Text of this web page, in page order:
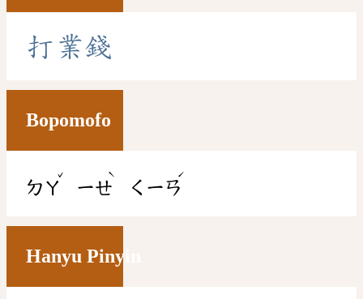
打 業錢
Bopomofo
ㄉㄚ
ˇ
ㄧㄝ
ˋ
ㄑㄧㄢ
ˊ
Hanyu Pinyin